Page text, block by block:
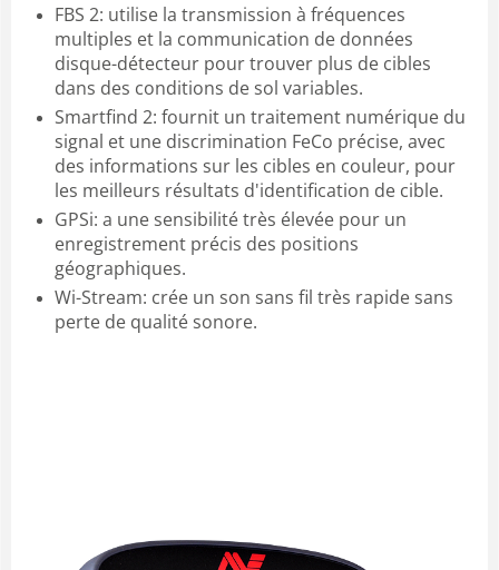
FBS 2: utilise la transmission à fréquences
multiples et la communication de données
disque-détecteur pour trouver plus de cibles
dans des conditions de sol variables.
Smartfind 2: fournit un traitement numérique du
signal et une discrimination FeCo précise, avec
des informations sur les cibles en couleur, pour
les meilleurs résultats d'identification de cible.
GPSi: a une sensibilité très élevée pour un
enregistrement précis des positions
géographiques.
Wi-Stream: crée un son sans fil très rapide sans
perte de qualité sonore.